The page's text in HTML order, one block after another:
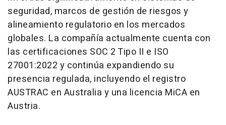
seguridad, marcos de gestión de riesgos y
alineamiento regulatorio en los mercados
globales. La compañía actualmente cuenta con
las certificaciones SOC 2 Tipo II e ISO
27001:2022 y continúa expandiendo su
presencia regulada, incluyendo el registro
AUSTRAC en Australia y una licencia MiCA en
Austria.